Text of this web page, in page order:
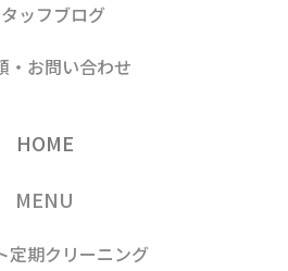
ッフブログ
・お問い合わせ
HOME
MENU
定期クリーニング